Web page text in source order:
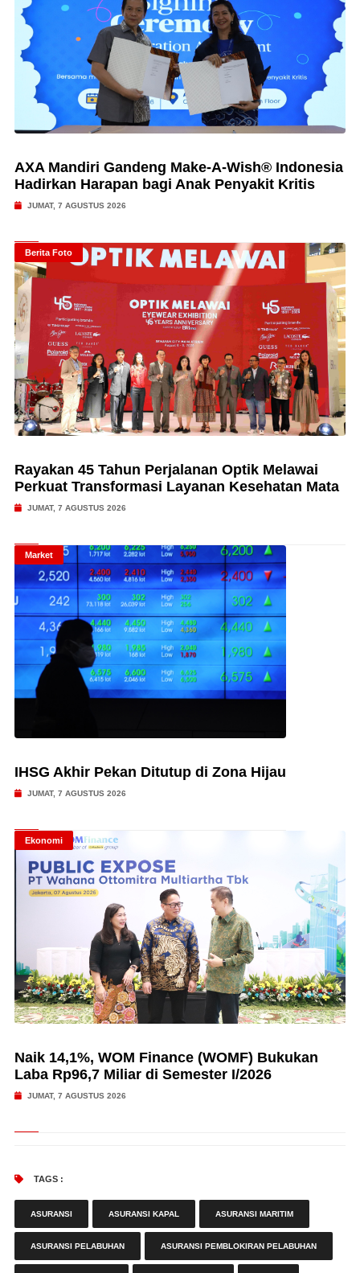
AXA Mandiri Gandeng Make-A-Wish® Indonesia
Hadirkan Harapan bagi Anak Penyakit Kritis
JUMAT, 7 AGUSTUS 2026
Berita Foto
Rayakan 45 Tahun Perjalanan Optik Melawai
Perkuat Transformasi Layanan Kesehatan Mata
JUMAT, 7 AGUSTUS 2026
Market
IHSG Akhir Pekan Ditutup di Zona Hijau
JUMAT, 7 AGUSTUS 2026
Ekonomi
Naik 14,1%, WOM Finance (WOMF) Bukukan
Laba Rp96,7 Miliar di Semester I/2026
JUMAT, 7 AGUSTUS 2026
TAGS :
ASURANSI ASURANSI KAPAL ASURANSI MARITIM
ASURANSI PELABUHAN ASURANSI PEMBLOKIRAN PELABUHAN